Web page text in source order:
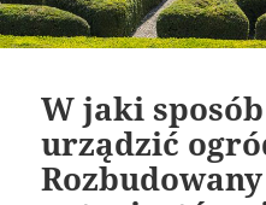
W jaki
urządzić